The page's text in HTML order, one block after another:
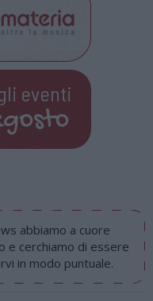
eventi
abbiamo a cuore
e cerchiamo di essere
in modo puntuale.